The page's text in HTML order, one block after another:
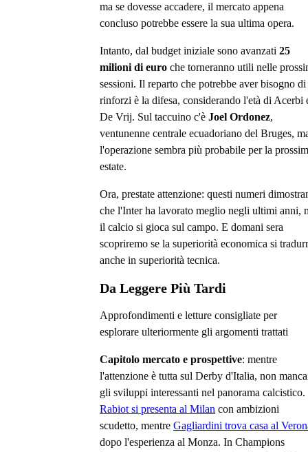
ma se dovesse accadere, il mercato appena
concluso potrebbe essere la sua ultima opera.
Intanto, dal budget iniziale sono avanzati 25
milioni di euro che torneranno utili nelle
sessioni. Il reparto che potrebbe aver bisogno di
rinforzi è la difesa, considerando l'età di Acerbi
De Vrij. Sul taccuino c'è Joel Ordonez,
ventunenne centrale ecuadoriano del Bruges,
l'operazione sembra più probabile per la
estate.
Ora, prestate attenzione: questi numeri
che l'Inter ha lavorato meglio negli ultimi anni,
il calcio si gioca sul campo. E domani sera
scopriremo se la superiorità economica si
anche in superiorità tecnica.
Da Leggere Più Tardi
Approfondimenti e letture consigliate per
esplorare ulteriormente gli argomenti trattati
Capitolo mercato e prospettive: mentre
l'attenzione è tutta sul Derby d'Italia, non
gli sviluppi interessanti nel panorama calcistico.
Rabiot si presenta al Milan con ambizioni
scudetto, mentre Gagliardini trova casa al
dopo l'esperienza al Monza. In Champions